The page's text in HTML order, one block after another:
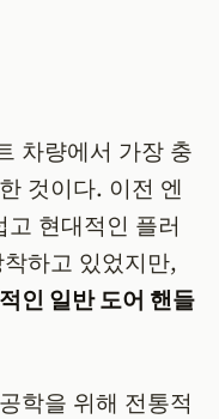
차량에서 가장 충
것이다. 이전 엔
현대적인 플러
하고 있었지만,
인 일반 도어 핸들
학을 위해 전통적